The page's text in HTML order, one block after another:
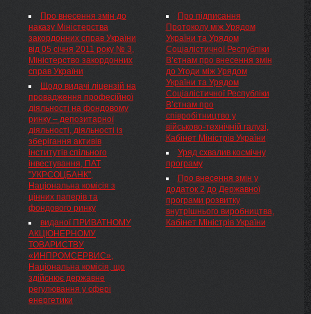
комісію, що здійснює державне
регулювання у сфері
енергетики» та постанови
Національної комісії
регулювання
електроенергетики України від
28.11.2011 № 2255( z1502-11 )
«Про затвердження порядку
формування інвестиційних
програм газопостачальних,
газорозподільних,
газотранспортних та
газозберігаючих підприємств»,
зареєстрованої в Міністерстві
юстиції України 22.12.2011 за
№ 1502/20240, Національна
комісія, що здійснює державне
регулювання у сфері
енергетики, ПОСТАНОВЛЯЄ:
На Дніпропетровщині, з 20
по 31 березня тривало
громадське обговорення
питання щодо запровадження в
експериментальному порядку
зміни швидкісного режиму,
встановивши ліміт 80 км/год.
З урахуванням ...
Про внесення змін до
наказу Міністерства
закордонних справ України
від 05 січня 2011 року № 3,
Міністерство закордонних
справ України
Щодо видачі ліцензій на
провадження професійної
діяльності на фондовому
ринку – депозитарної
діяльності, діяльності із
зберігання активів
інститутів спільного
інвестування, ПАТ
"УКРСОЦБАНК",
Національна комісія з
цінних паперів та
фондового ринку
виданої ПРИВАТНОМУ
АКЦІОНЕРНОМУ
ТОВАРИСТВУ
«ИНПРОМСЕРВИС»,
Національна комісія, що
здійснює державне
регулювання у сфері
енергетики
которая не позволяет России
и США иметь полноценные
торговые отношения, сегодня
будет обсуждаться в сенате
Конгресса США, передают
«Вести». «Думаю, ...
Про підписання
Протоколу між Урядом
України та Урядом
Соціалістичної Республіки
В’єтнам про внесення змін
до Угоди між Урядом
України та Урядом
Соціалістичної Республіки
В’єтнам про
співробітництво у
військово-технічній галузі,
Кабінет Міністрів України
Уряд схвалив космічну
програму
Про внесення змін у
додаток 2 до Державної
програми розвитку
внутрішнього виробництва,
Кабінет Міністрів України